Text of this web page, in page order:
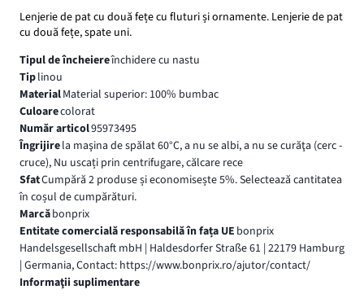
Lenjerie de pat cu două fețe cu fluturi și ornamente. Lenjerie de pat
cu două fețe, spate uni.
Tipul de încheiereînchidere cu nastu
Tiplinou
MaterialMaterial superior: 100% bumbac
Culoarecolorat
Număr articol95973495
Îngrijirela maşina de spălat 60°C, a nu se albi, a nu se curăţa (cerc -
cruce), Nu uscați prin centrifugare, călcare rece
SfatCumpără 2 produse și economisește 5%. Selectează cantitatea
în coșul de cumpărături.
Marcăbonprix
Entitate comercială responsabilă în fața UE bonprix
Handelsgesellschaft mbH | Haldesdorfer Straße 61 | 22179 Hamburg
| Germania, Contact: https://www.bonprix.ro/ajutor/contact/
Informaţii suplimentare